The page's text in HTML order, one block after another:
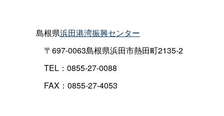
島根県浜田港湾振興センター
〒697-0063島根県浜田市熱田町2135-2
TEL：0855-27-0088
FAX：0855-27-4053